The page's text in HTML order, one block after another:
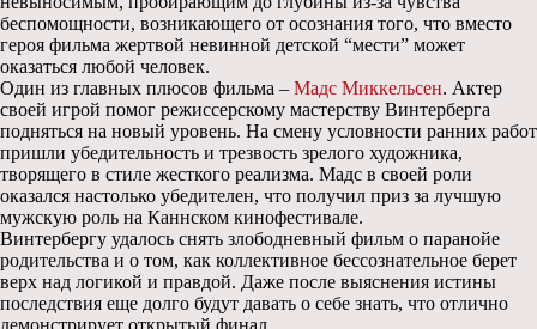
беспомощности, возникающего от осознания того, что вместо
героя фильма жертвой невинной детской “мести” может
оказаться любой человек.
Один из главных плюсов фильма – Мадс Миккельсен. Актер
своей игрой помог режиссерскому мастерству Винтерберга
подняться на новый уровень. На смену условности ранних работ
пришли убедительность и трезвость зрелого художника,
творящего в стиле жесткого реализма. Мадс в своей роли
оказался настолько убедителен, что получил приз за лучшую
мужскую роль на Каннском кинофестивале.
Винтербергу удалось снять злободневный фильм о паранойе
родительства и о том, как коллективное бессознательное берет
верх над логикой и правдой. Даже после выяснения истины
последствия еще долго будут давать о себе знать, что отлично
демонстрирует открытый финал.